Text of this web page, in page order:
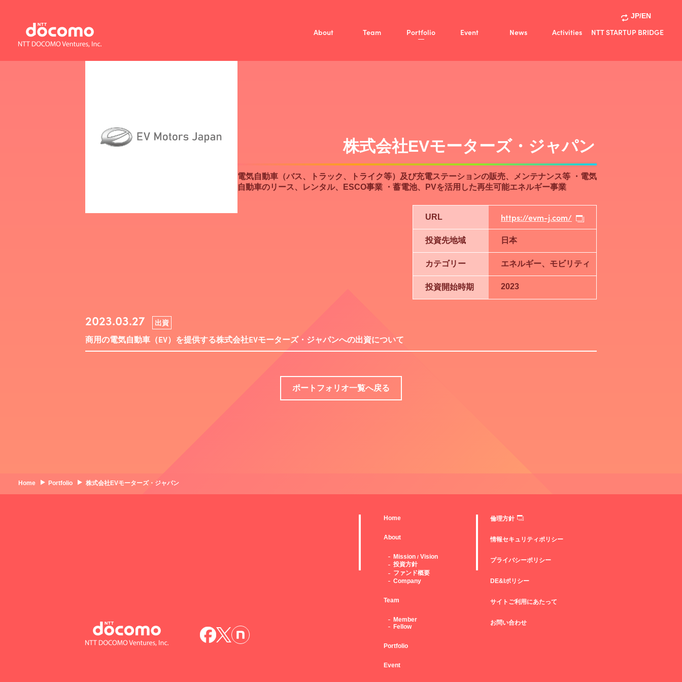
JP/EN
About
Team
Portfolio Event News
Activities
NTT STARTUP BRIDGE
株式会社EVモーターズ・ジャパン
電気自動車（バス、トラック、トライク等）及び充電ステーションの販売、メンテナンス等 ・電気
自動車のリース、レンタル、ESCO事業 ・蓄電池、PVを活用した再生可能エネルギー事業
URL https://evm-j.com/
投資先地域 日本
カテゴリー エネルギー、モビリティ
投資開始時期 2023
2023.03.27 出資
商用の電気自動車（EV）を提供する株式会社EVモーターズ・ジャパンへの出資について
ポートフォリオ一覧へ戻る
Home Portfolio 株式会社EVモーターズ・ジャパン
Home
About
Mission / Vision
投資方針
ファンド概要
Company
Team
Member
Fellow
Portfolio
Event
倫理方針
情報セキュリティポリシー
プライバシーポリシー
DE&Iポリシー
サイトご利用にあたって
お問い合わせ